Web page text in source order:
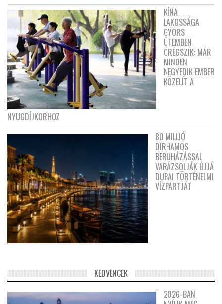
KÍNA
LAKOSSÁGA
GYORS
ÜTEMBEN
ÖREGSZIK: MÁR
MINDEN
NEGYEDIK EMBER
KÖZELÍT A
NYUGDÍJKORHOZ
80 MILLIÓ
DIRHAMOS
BERUHÁZÁSSAL
VARÁZSOLJÁK ÚJJÁ
DUBAI TÖRTÉNELMI
VÍZPARTJÁT
KEDVENCEK
2026-BAN